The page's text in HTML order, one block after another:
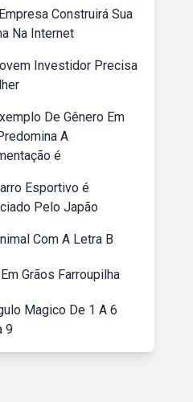
Construirá Sua
Na Internet
Investidor Precisa
De Gênero Em
A
é
Esportivo é
Pelo Japão
Com A Letra B
Grãos Farroupilha
Magico De 1 A 6
9